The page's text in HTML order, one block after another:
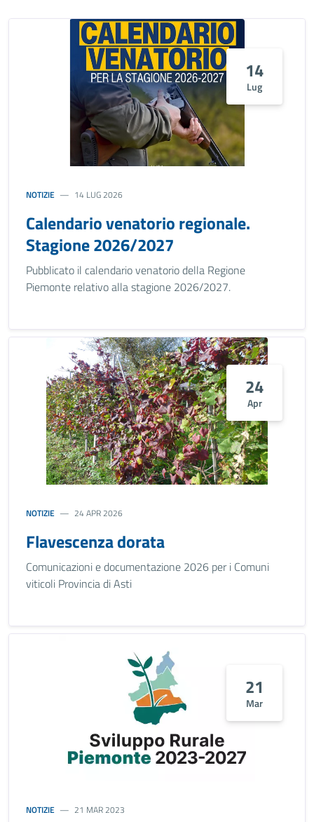
14
Lug
NOTIZIE 14 LUG 2026
Calendario venatorio regionale.
Stagione 2026/2027
Pubblicato il calendario venatorio della Regione
Piemonte relativo alla stagione 2026/2027.
24
Apr
NOTIZIE 24 APR 2026
Flavescenza dorata
Comunicazioni e documentazione 2026 per i Comuni
viticoli Provincia di Asti
21
Mar
NOTIZIE 21 MAR 2023